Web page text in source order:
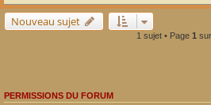
Nouveau sujet
1 sujet • Page 1 sur
PERMISSIONS DU FORUM